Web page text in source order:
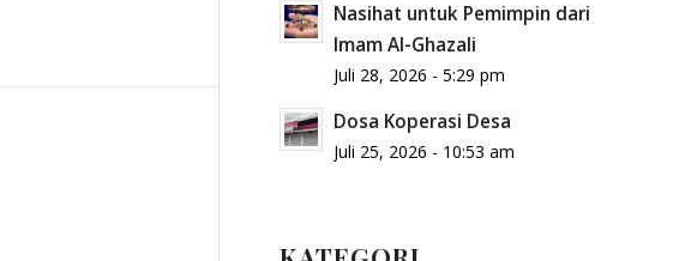
Nasihat untuk Pemimpin dari
Imam Al-Ghazali
Juli 28, 2026 - 5:29 pm
Dosa Koperasi Desa
Juli 25, 2026 - 10:53 am